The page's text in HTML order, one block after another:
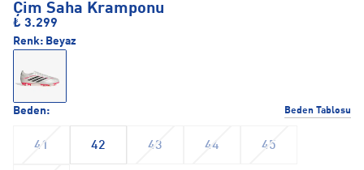
Çim Saha Kramponu
₺ 3.299
Beden: Beden Tablosu
41 42 43 44 45
Renk: Beyaz